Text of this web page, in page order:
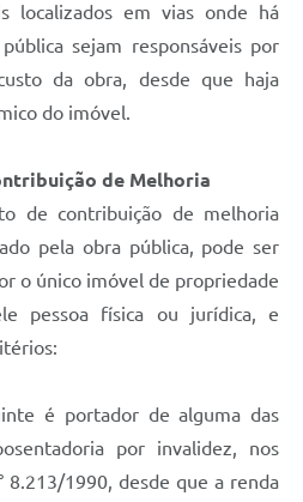
CERTIDÕES
localizados em vias onde há
sejam responsáveis por
da obra, desde que haja
do imóvel.
de Melhoria
de contribuição de melhoria
pela obra pública, pode ser
o único imóvel de propriedade
pessoa física ou jurídica, e
é portador de alguma das
por invalidez, nos
8.213/1990, desde que a renda